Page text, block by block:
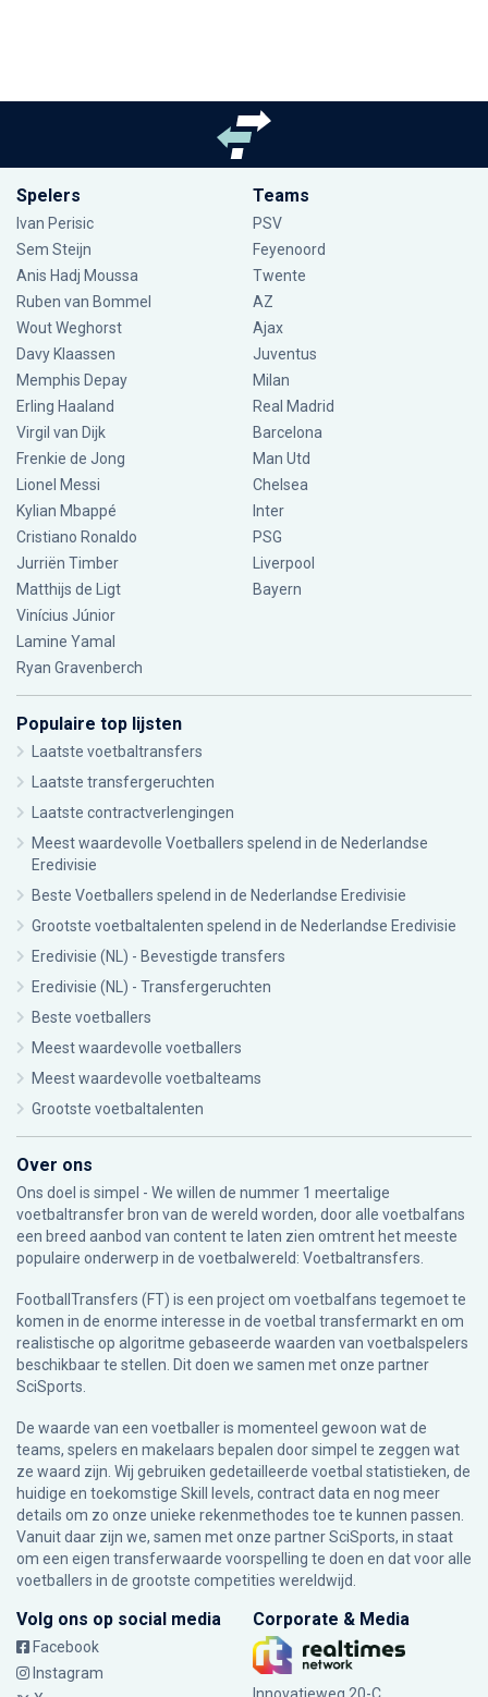
Spelers
Ivan Perisic
Sem Steijn
Anis Hadj Moussa
Ruben van Bommel
Wout Weghorst
Davy Klaassen
Memphis Depay
Erling Haaland
Virgil van Dijk
Frenkie de Jong
Lionel Messi
Kylian Mbappé
Cristiano Ronaldo
Jurriën Timber
Matthijs de Ligt
Vinícius Júnior
Lamine Yamal
Ryan Gravenberch
Teams
PSV
Feyenoord
Twente
AZ
Ajax
Juventus
Milan
Real Madrid
Barcelona
Man Utd
Chelsea
Inter
PSG
Liverpool
Bayern
Populaire top lijsten
Laatste voetbaltransfers
Laatste transfergeruchten
Laatste contractverlengingen
Meest waardevolle Voetballers spelend in de Nederlandse
Eredivisie
Beste Voetballers spelend in de Nederlandse Eredivisie
Grootste voetbaltalenten spelend in de Nederlandse Eredivisie
Eredivisie (NL) - Bevestigde transfers
Eredivisie (NL) - Transfergeruchten
Beste voetballers
Meest waardevolle voetballers
Meest waardevolle voetbalteams
Grootste voetbaltalenten
Over ons
Ons doel is simpel - We willen de nummer 1 meertalige
voetbaltransfer bron van de wereld worden, door alle voetbalfans
een breed aanbod van content te laten zien omtrent het meeste
populaire onderwerp in de voetbalwereld: Voetbaltransfers.
FootballTransfers (FT) is een project om voetbalfans tegemoet te
komen in de enorme interesse in de voetbal transfermarkt en om
realistische op algoritme gebaseerde waarden van voetbalspelers
beschikbaar te stellen. Dit doen we samen met onze partner
SciSports
De waarde van een voetballer is momenteel gewoon wat de
teams, spelers en makelaars bepalen door simpel te zeggen wat
ze waard zijn. Wij gebruiken gedetailleerde voetbal statistieken, de
huidige en toekomstige Skill levels, contract data en nog meer
details om zo onze unieke rekenmethodes toe te kunnen passen.
Vanuit daar zijn we, samen met onze partner SciSports, in staat
om een eigen transferwaarde voorspelling te doen en dat voor alle
voetballers in de grootste competities wereldwijd.
Volg ons op social media
Facebook
Instagram
Corporate & Media